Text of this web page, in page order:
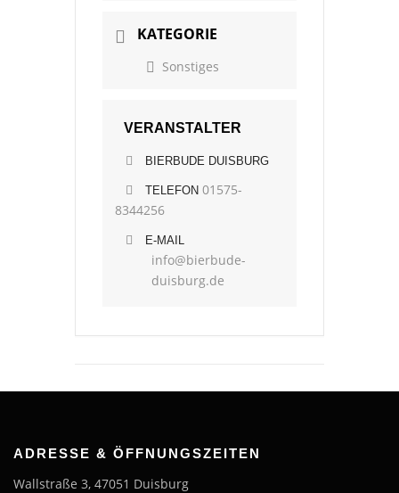
KATEGORIE
Sonstiges
VERANSTALTER
BIERBUDE DUISBURG
TELEFON 01575-
8344256
E-MAIL
info@bierbude-
duisburg.de
ADRESSE & ÖFFNUNGSZEITEN
Wallstraße 3, 47051 Duisburg